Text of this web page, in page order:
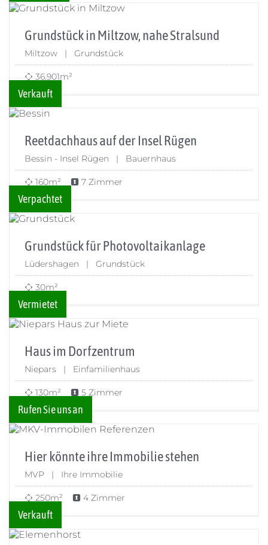
Grundstück in Miltzow, nahe Stralsund
Miltzow | Grundstück
36.901m²
Verkauft
Reetdachhaus auf der Insel Rügen
Bessin - Insel Rügen | Bauernhaus
160m² 7 Zimmer
Verpachtet
Grundstück für Photovoltaikanlage
Lüdershagen | Grundstück
30m²
Vermietet
Haus im Dorfzentrum
Niepars | Einfamilienhaus
130m² 5 Zimmer
Rufen Sie uns an
Hier könnte ihre Immobilie stehen
MVP | Ihre Immobilie
250m² 4 Zimmer
Verkauft